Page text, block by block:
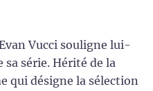
Vucci souligne lui-
série. Hérité de la
qui désigne la sélection